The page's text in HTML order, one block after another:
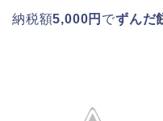
納税額5,000円 でずんだ